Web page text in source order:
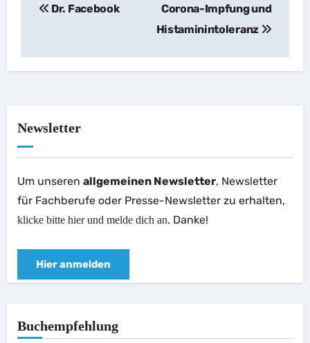
Dr. Facebook
Corona-Impfung und
Histaminintoleranz
Newsletter
Um unseren allgemeinen Newsletter, Newsletter
für Fachberufe oder Presse-Newsletter zu erhalten,
klicke bitte hier und melde dich an. Danke!
Hier anmelden
Buchempfehlung